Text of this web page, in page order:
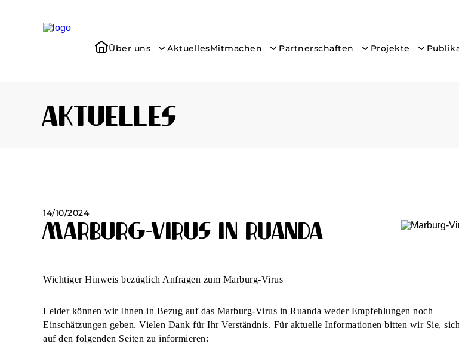
Über uns AktuellesMitmachen Partnerschaften Projekte
Aktuelles
14/10/2024
Marburg-Virus in Ruanda
Wichtiger Hinweis bezüglich Anfragen zum Marburg-Virus
Leider können wir Ihnen in Bezug auf das Marburg-Virus in Ruanda weder Empfehlungen noch
Einschätzungen geben. Vielen Dank für Ihr Verständnis. Für aktuelle Informationen bitten wir Sie, sich
auf den folgenden Seiten zu informieren: